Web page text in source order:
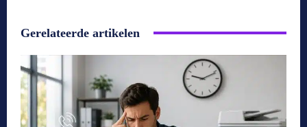
Gerelateerde artikelen